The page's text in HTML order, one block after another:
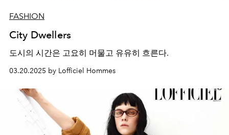
FASHION
City Dwellers
도시의 시간은 고요히 머물고 유유히 흐른다.
03.20.2025 by Lofficiel Hommes